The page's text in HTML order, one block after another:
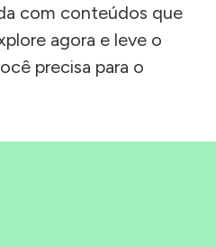
com conteúdos que
agora e leve o
precisa para o